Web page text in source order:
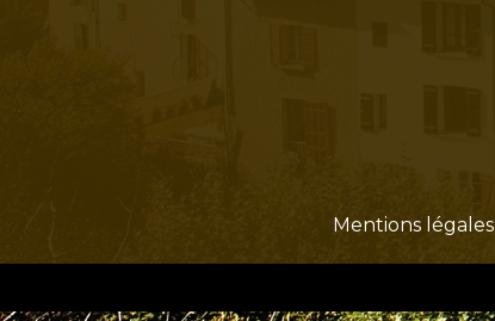
Mentions légales